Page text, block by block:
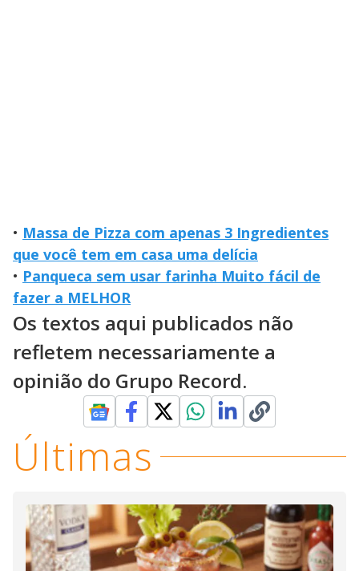
• Massa de Pizza com apenas 3 Ingredientes
que você tem em casa uma delícia
• Panqueca sem usar farinha Muito fácil de
fazer a MELHOR
Os textos aqui publicados não
refletem necessariamente a
opinião do Grupo Record.
Últimas